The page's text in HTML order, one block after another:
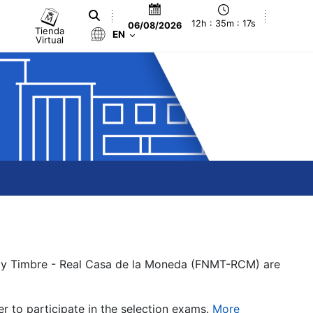
Tienda
Virtual
06/08/2026 12h : 35m : 18s
EN
- Real Casa de la Moneda (FNMT-RCM) are
to participate in the selection exams. More